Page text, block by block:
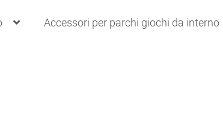
Accessori per parchi giochi da interno